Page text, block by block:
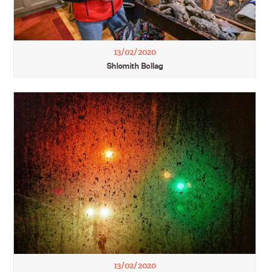
13/02/2020
Shlomith Bollag
13/02/2020